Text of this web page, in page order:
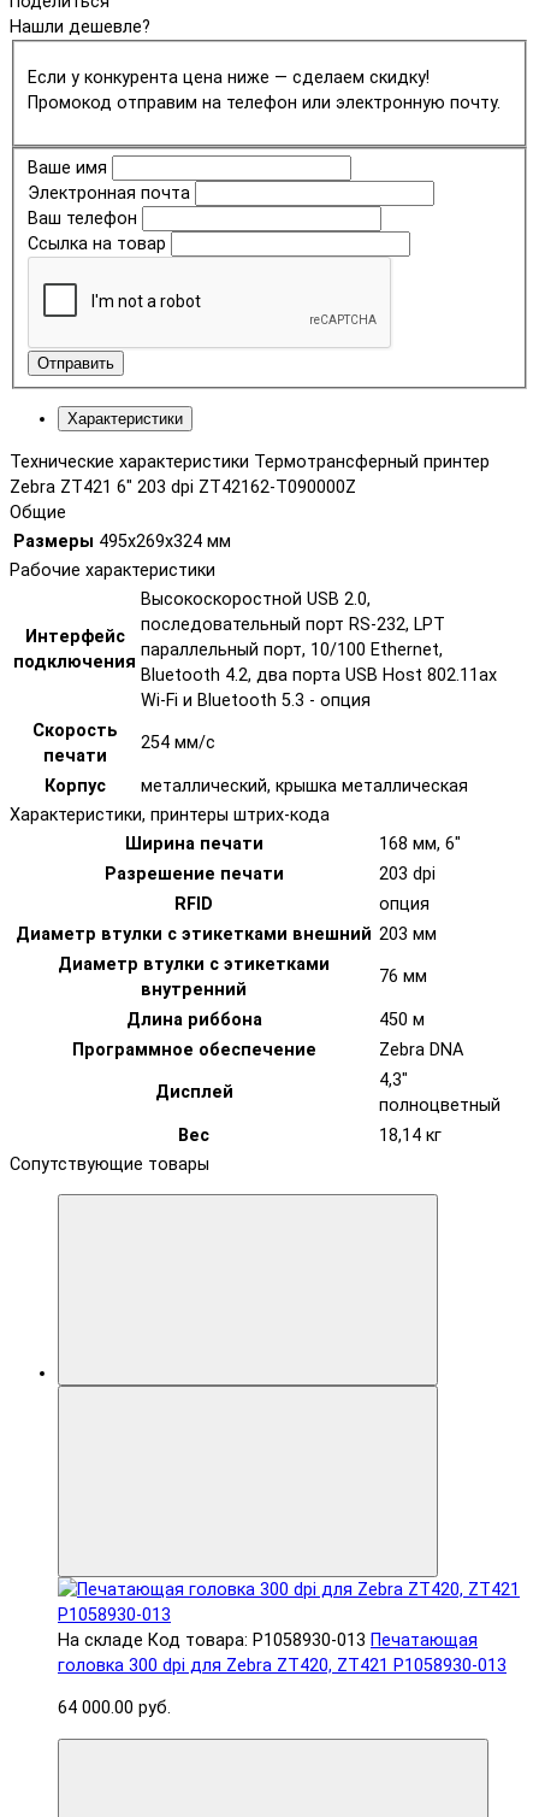
Нашли дешевле?
Если у конкурента цена ниже — сделаем скидку!
Промокод отправим на телефон или электронную почту.
Ваше имя
Электронная почта
Ваш телефон
Ссылка на товар
Отправить
Характеристики
Технические характеристики Термотрансферный принтер
Zebra ZT421 6" 203 dpi ZT42162-T090000Z
Общие
Размеры 495x269x324 мм
Рабочие характеристики
Интерфейс
подключения
Высокоскоростной USB 2.0,
последовательный порт RS-232, LPT
параллельный порт, 10/100 Ethernet,
Bluetooth 4.2, два порта USB Host 802.11ax
Wi-Fi и Bluetooth 5.3 - опция
Скорость
печати
254 мм/с
Корпус
металлический, крышка металлическая
Характеристики, принтеры штрих-кода
Ширина печати
168 мм, 6"
Разрешение печати
203 dpi
RFID
опция
Диаметр втулки с этикетками внешний 203 мм
Диаметр втулки с этикетками
внутренний
76 мм
Длина риббона
450 м
Программное обеспечение
Zebra DNA
Дисплей
4,3"
полноцветный
Вес
18,14 кг
Сопутствующие товары
На складе Код товара: P1058930-013 Печатающая
головка 300 dpi для Zebra ZT420, ZT421 P1058930-013
64 000.00 руб.